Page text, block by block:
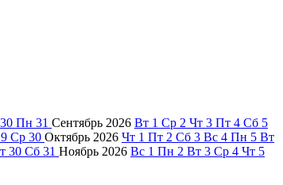
30 Пн 31 Сентябрь 2026 Вт 1 Ср 2 Чт 3 Пт 4 Сб 5
Ср 30 Октябрь 2026 Чт 1 Пт 2 Сб 3 Вс 4 Пн 5 Вт
30 Сб 31 Ноябрь 2026 Вс 1 Пн 2 Вт 3 Ср 4 Чт 5